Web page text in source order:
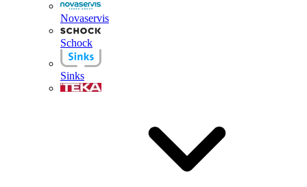
Novaservis
Schock
Sinks